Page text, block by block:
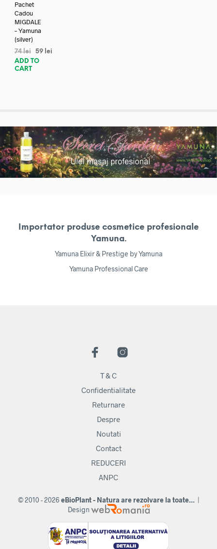
Pachet
Cadou
MIGDALE
– Yamuna
(silver)
74lei 59 lei
ADD TO
CART
Importator produse cosmetice profesionale
Yamuna.
Yamuna Elixir & Prestige by Yamuna
Yamuna Professional Care
T & C
Confidentialitate
Returnare
Despre
Noutati
Contact
REDUCERI
ANPC
© 2010 - 2026 eBioPlant - Natura are rezolvare la toate... |
Design